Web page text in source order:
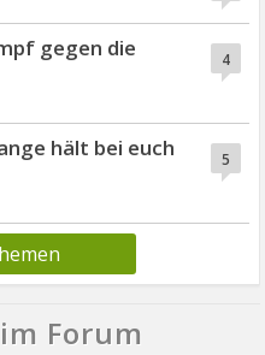
4
gegen die
5
hält bei euch
Forum